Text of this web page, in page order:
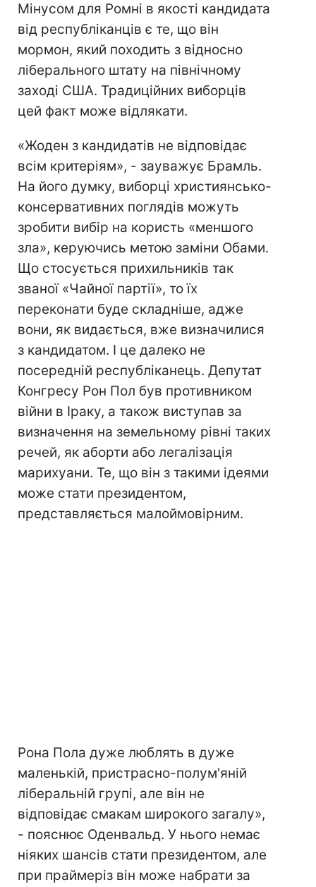
Мінусом для Ромні в якості кандидата
від республіканців є те, що він
мормон, який походить з відносно
ліберального штату на північному
заході США. Традиційних виборців
цей факт може відлякати.
«Жоден з кандидатів не відповідає
всім критеріям», - зауважує Брамль.
На його думку, виборці християнсько-
консервативних поглядів можуть
зробити вибір на користь «меншого
зла», керуючись метою заміни Обами.
Що стосується прихильників так
званої «Чайної партії», то їх
переконати буде складніше, адже
вони, як видається, вже визначилися
з кандидатом. І це далеко не
посередній республіканець. Депутат
Конгресу Рон Пол був противником
війни в Іраку, а також виступав за
визначення на земельному рівні таких
речей, як аборти або легалізація
марихуани. Те, що він з такими ідеями
може стати президентом,
представляється малоймовірним.
Рона Пола дуже люблять в дуже
маленькій, пристрасно-полум'яній
ліберальній групі, але він не
відповідає смакам широкого загалу»,
- пояснює Оденвальд. У нього немає
ніяких шансів стати президентом, але
при праймеріз він може набрати за